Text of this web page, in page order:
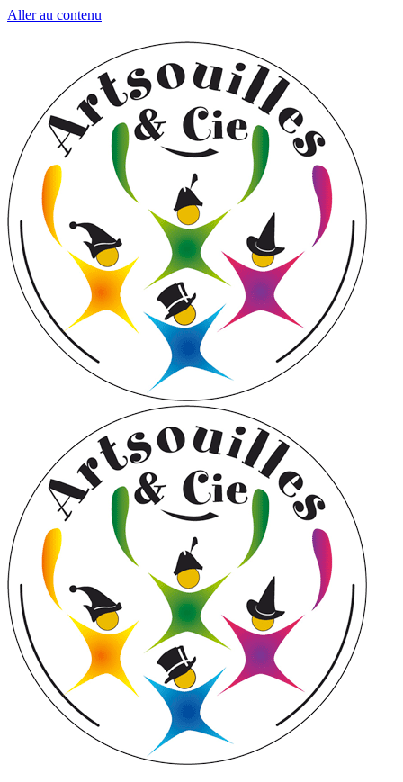
Aller au contenu